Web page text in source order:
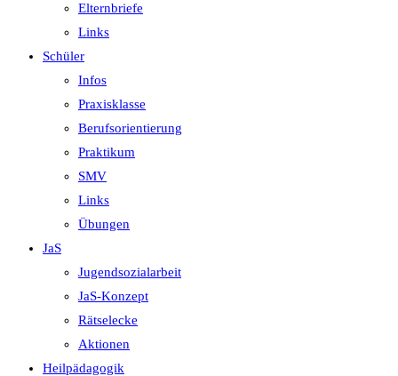
Elternbriefe
Links
Schüler
Infos
Praxisklasse
Berufsorientierung
Praktikum
SMV
Links
Übungen
JaS
Jugendsozialarbeit
JaS-Konzept
Rätselecke
Aktionen
Heilpädagogik